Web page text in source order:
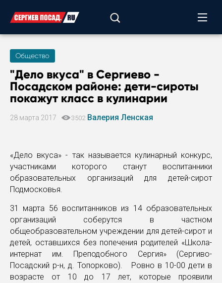
Общество
"Дело вкуса" в Сергиево -
Посадском районе: дети-сироты
покажут класс в кулинарии
28 марта 2017 3502 Валерия Ленская
«Дело вкуса» - так называется кулинарный конкурс,
участниками которого станут воспитанники
образовательных организаций для детей-сирот
Подмосковья.
31 марта 56 воспитанников из 14 образовательных
организаций соберутся в частном
общеобразовательном учреждении для детей-сирот и
детей, оставшихся без попечения родителей «Школа-
интернат им. Преподобного Сергия» (Сергиво-
Посадский р-н, д. Топорково). Ровно в 10-00 дети в
возрасте от 10 до 17 лет, которые проявили